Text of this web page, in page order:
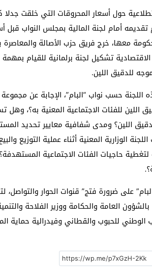
حول أسعار المحروقات التي خلقت جدلا
أمام لجنة المالية بمجلس النواب قبل
معها، خرج فريق حزب الأصالة
الاقتصادية تشكيل لجنة برلمانية للقيام
للدقيق اللين.
حسب نواب “البام”، الإجابة عن
اللين للفئات الاجتماعية المعنية به؟،
اللين؟ ومدى شفافية معايير تحديد
الوزارية المعنية أثناء عملية التوزيع
حاجيات الفئات الاجتماعية
على ضرورة فتج” قنوات الحوار
العامة والحكامة ووزير الفلاحة
للحبوب والقطاني وفيدرالية حماية